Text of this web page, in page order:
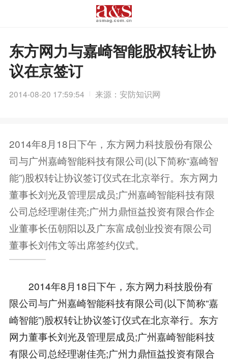
东方网力与嘉崎智能股权转让协
议在京签订
2014-08-20 17:59:54 来源：安防知识网
2014年8月18日下午，东方网力科技股份有限公
司与广州嘉崎智能科技有限公司(以下简称“嘉崎智
能”)股权转让协议签订仪式在北京举行。东方网力
董事长刘光及管理层成员;广州嘉崎智能科技有限
公司总经理谢佳亮;广州力鼎恒益投资有限合作企
业董事长伍朝阳以及广东富成创业投资有限公司
董事长刘伟文等出席签约仪式。
2014年8月18日下午，东方网力科技股份有
限公司与广州嘉崎智能科技有限公司(以下简称“嘉
崎智能”)股权转让协议签订仪式在北京举行。东方
网力董事长刘光及管理层成员;广州嘉崎智能科技
有限公司总经理谢佳亮;广州力鼎恒益投资有限合